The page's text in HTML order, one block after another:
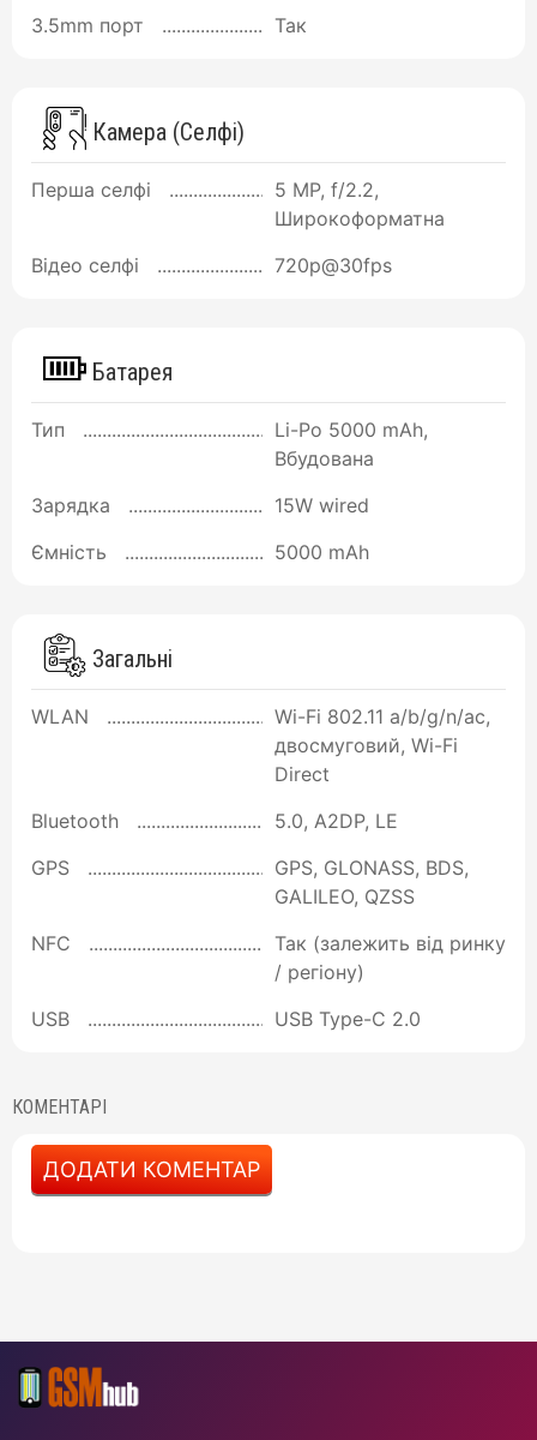
3.5mm порт
Так
Камера (Селфі)
Перша селфі
5 MP, f/2.2,
Широкоформатна
Відео селфі
720p@30fps
Батарея
Тип
Li-Po 5000 mAh,
Вбудована
Зарядка
15W wired
Ємність
5000 mAh
Загальні
WLAN
Wi-Fi 802.11 a/b/g/n/ac,
двосмуговий, Wi-Fi
Direct
Bluetooth
5.0, A2DP, LE
GPS
GPS, GLONASS, BDS,
GALILEO, QZSS
NFC
Так (залежить від ринку
/ регіону)
USB
USB Type-C 2.0
КОМЕНТАРІ
ДОДАТИ КОМЕНТАР